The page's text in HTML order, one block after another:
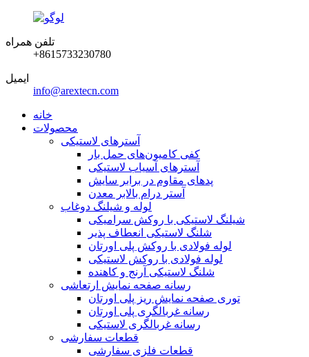
تلفن همراه
‎+8615733230780‎
ایمیل
info@arextecn.com
خانه
محصولات
آسترهای لاستیکی
کفی کامیون‌های حمل بار
آسترهای آسیاب لاستیکی
پدهای مقاوم در برابر سایش
آستر درام بالابر معدن
لوله و شیلنگ دوغاب
شیلنگ لاستیکی با روکش سرامیکی
شلنگ لاستیکی انعطاف پذیر
لوله فولادی با روکش پلی اورتان
لوله فولادی با روکش لاستیکی
شلنگ لاستیکی آرنج و کاهنده
رسانه صفحه نمایش ارتعاشی
توری صفحه نمایش ریز پلی اورتان
رسانه غربالگری پلی اورتان
رسانه غربالگری لاستیکی
قطعات سفارشی
قطعات فلزی سفارشی